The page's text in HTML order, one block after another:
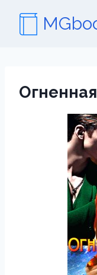
содержимому